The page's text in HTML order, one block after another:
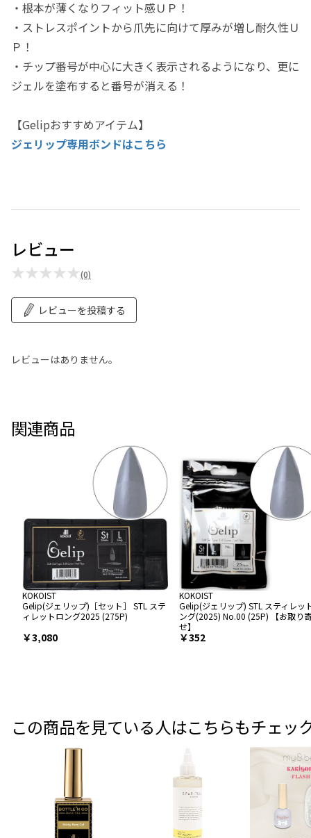
・根本が薄くなりフィット感ＵＰ！
・ストレスポイントから爪先に向けて厚みが増し耐久性Ｕ
Ｐ！
・チップ番号が中心に大きく表示されるようになり、更に
ジェルを塗布すると番号が消える！
【Gelipおすすめアイテム】
ジェリップ専用ボンドはこちら
レビュー
★★★★★(0)
レビューを投稿する
レビューはありません。
関連商品
KOKOIST
Gelip(ジェリップ)［セット］ STL ステ
ィレットロング2025 (275P)
￥3,080
KOKOIST
Gelip(ジェリップ) STL スティレッ
ング(2025) No.00 (25P) 【お取り
せ】
￥352
この商品を見ている人はこちらもチェッ